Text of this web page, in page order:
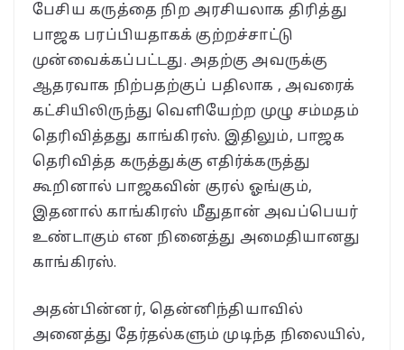
பேசிய கருத்தை நிற அரசியலாக திரித்து
பாஜக பரப்பியதாகக் குற்றச்சாட்டு
முன்வைக்கப்பட்டது. அதற்கு அவருக்கு
ஆதரவாக நிற்பதற்குப் பதிலாக , அவரைக்
கட்சியிலிருந்து வெளியேற்ற முழு சம்மதம்
தெரிவித்தது காங்கிரஸ். இதிலும், பாஜக
தெரிவித்த கருத்துக்கு எதிர்க்கருத்து
கூறினால் பாஜகவின் குரல் ஓங்கும்,
இதனால் காங்கிரஸ் மீதுதான் அவப்பெயர்
உண்டாகும் என நினைத்து அமைதியானது
காங்கிரஸ்.
அதன்பின்னர், தென்னிந்தியாவில்
அனைத்து தேர்தல்களும் முடிந்த நிலையில்,